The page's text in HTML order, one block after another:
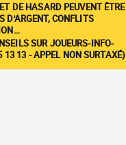
DE HASARD PEUVENT ÊTRE
D'ARGENT, CONFLITS
SUR JOUEURS-INFO-
13 13 - APPEL NON SURTAXÉ)